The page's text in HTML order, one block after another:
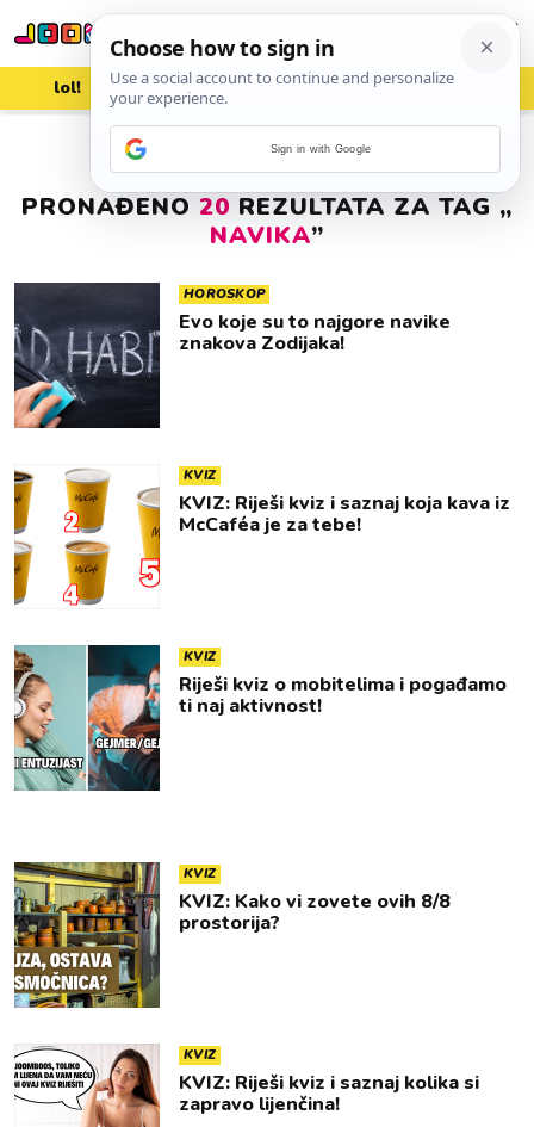
lol! aww vrh! woot?!
PRONAĐENO 20 REZULTATA ZA TAG „
NAVIKA”
HOROSKOP
Evo koje su to najgore navike
znakova Zodijaka!
KVIZ
KVIZ: Riješi kviz i saznaj koja kava iz
McCaféa je za tebe!
KVIZ
Riješi kviz o mobitelima i pogađamo
ti naj aktivnost!
KVIZ
KVIZ: Kako vi zovete ovih 8/8
prostorija?
KVIZ
KVIZ: Riješi kviz i saznaj kolika si
zapravo lijenčina!
Sign in with Google